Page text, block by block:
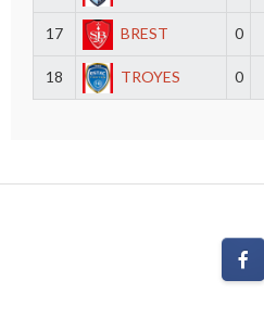
17 BREST 0
18 TROYES 0